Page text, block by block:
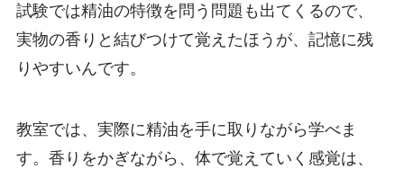
試験では精油の特徴を問う問題も出てくるので、
実物の香りと結びつけて覚えたほうが、記憶に残
りやすいんです。
教室では、実際に精油を手に取りながら学べま
す。香りをかぎながら、体で覚えていく感覚は、